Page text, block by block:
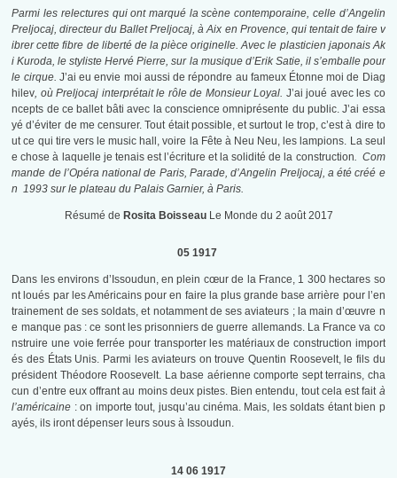
Parmi les relectures qui ont marqué la scène contemporaine, celle d’Angelin
Preljocaj, directeur du Ballet Preljocaj, à Aix en Provence, qui tentait de faire v
ibrer cette fibre de liberté de la pièce originelle. Avec le plasticien japonais Ak
i Kuroda, le styliste Hervé Pierre, sur la musique d’Erik Satie, il s’emballe pour
le cirque. J’ai eu envie moi aussi de répondre au fameux Étonne moi de Diag
hilev, où Preljocaj interprétait le rôle de Monsieur Loyal. J’ai joué avec les co
ncepts de ce ballet bâti avec la conscience omniprésente du public. J’ai essa
yé d’éviter de me censurer. Tout était possible, et surtout le trop, c’est à dire to
ut ce qui tire vers le music hall, voire la Fête à Neu Neu, les lampions. La seul
e chose à laquelle je tenais est l’écriture et la solidité de la construction. Com
mande de l’Opéra national de Paris, Parade, d’Angelin Preljocaj, a été créé e
n 1993 sur le plateau du Palais Garnier, à Paris.
Résumé de Rosita Boisseau Le Monde du 2 août 2017
05 1917
Dans les environs d’Issoudun, en plein cœur de la France, 1 300 hectares so
nt loués par les Américains pour en faire la plus grande base arrière pour l’en
trainement de ses soldats, et notamment de ses aviateurs ; la main d’œuvre n
e manque pas : ce sont les prisonniers de guerre allemands. La France va co
nstruire une voie ferrée pour transporter les matériaux de construction import
és des États Unis. Parmi les aviateurs on trouve Quentin Roosevelt, le fils du
président Théodore Roosevelt. La base aérienne comporte sept terrains, cha
cun d’entre eux offrant au moins deux pistes. Bien entendu, tout cela est fait à
l’américaine : on importe tout, jusqu’au cinéma. Mais, les soldats étant bien p
ayés, ils iront dépenser leurs sous à Issoudun.
14 06 1917